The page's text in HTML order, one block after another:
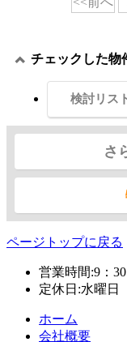
チェックした物
検討リス
さ
ページトップに戻る
営業時間:9：
定休日:水曜日
ホーム
会社概要